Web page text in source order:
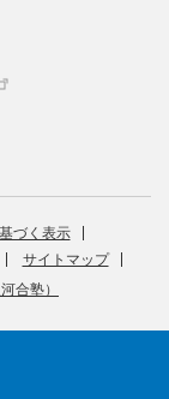
づく表示
サイトマップ
合塾）